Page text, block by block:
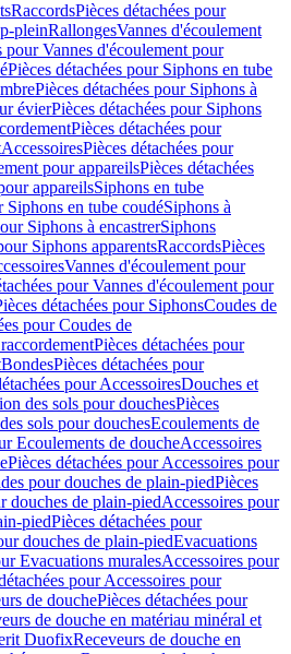
RaccordsPièces détachées pour
pleinRallongesVannes d'écoulement
pour Vannes d'écoulement pour
Pièces détachées pour Siphons en tube
Pièces détachées pour Siphons à
évierPièces détachées pour Siphons
Pièces détachées pour
AccessoiresPièces détachées pour
pour appareilsPièces détachées
appareilsSiphons en tube
Siphons en tube coudéSiphons à
Siphons à encastrerSiphons
Siphons apparentsRaccordsPièces
Vannes d'écoulement pour
pour Vannes d'écoulement pour
détachées pour SiphonsCoudes de
pour Coudes de
Pièces détachées pour
BondesPièces détachées pour
pour AccessoiresDouches et
des sols pour douchesPièces
sols pour douchesEcoulements de
Ecoulements de doucheAccessoires
Pièces détachées pour Accessoires pour
pour douches de plain-piedPièces
douches de plain-piedAccessoires pour
piedPièces détachées pour
douches de plain-piedEvacuations
Evacuations muralesAccessoires pour
pour Accessoires pour
de douchePièces détachées pour
de douche en matériau minéral et
DuofixReceveurs de douche en